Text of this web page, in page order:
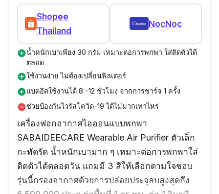
Shopee
Thailand
NocNoc
add_circleน้ำหนักเบาเพียง 30 กรัม เหมาะต่อการพกพา ใส่ติดตัวได้
ตลอด
add_circleใช้งานง่าย ไม่ต้องเปลี่ยนฟิลเตอร์
add_circleแบตอึดใช้งานได้ 8 -12 ชั่วโมง จากการชาร์จ 1 ครั้ง
remove_circleช่วยป้องกันไวรัสโควิด-19 ได้ไม่มากเท่าไหร่
เครื่องฟอกอากาศไอออนแบบพกพา
SABAIDEECARE Wearable Air Purifier ตัวเล็ก
กะทัดรัด น้ำหนักเบามาก ๆ เหมาะต่อการพกพาใส่
ติดตัวได้ตลอดวัน แถมมี 3 สีให้เลือกตามใจชอบ
รุ่นนี้กรองอากาศด้วยการปล่อยประจุลบสูงสุดถึง